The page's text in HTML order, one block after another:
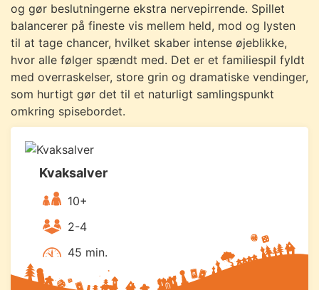
og gør beslutningerne ekstra nervepirrende. Spillet
balancerer på fineste vis mellem held, mod og lysten
til at tage chancer, hvilket skaber intense øjeblikke,
hvor alle følger spændt med. Det er et familiespil fyldt
med overraskelser, store grin og dramatiske vendinger,
som hurtigt gør det til et naturligt samlingspunkt
omkring spisebordet.
Kvaksalver
10+
2-4
45 min.